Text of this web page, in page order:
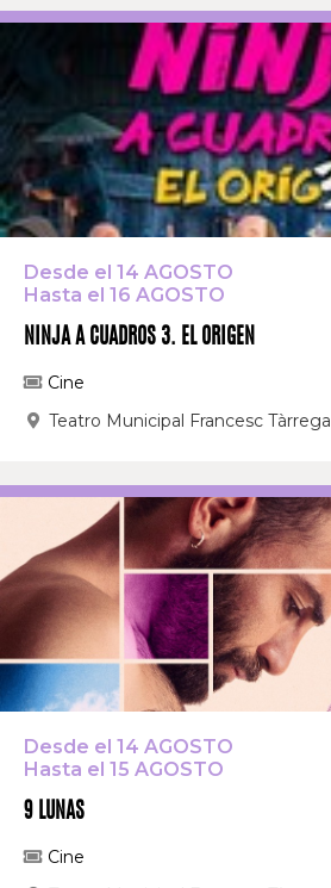
Desde el 14 AGOSTO
Hasta el 16 AGOSTO
NINJA A CUADROS 3. EL ORIGEN
Cine
Teatro Municipal Francesc Tàrrega
Desde el 14 AGOSTO
Hasta el 15 AGOSTO
9 LUNAS
Cine